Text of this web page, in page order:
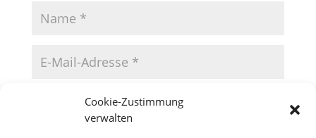
Cookie-Zustimmung
verwalten